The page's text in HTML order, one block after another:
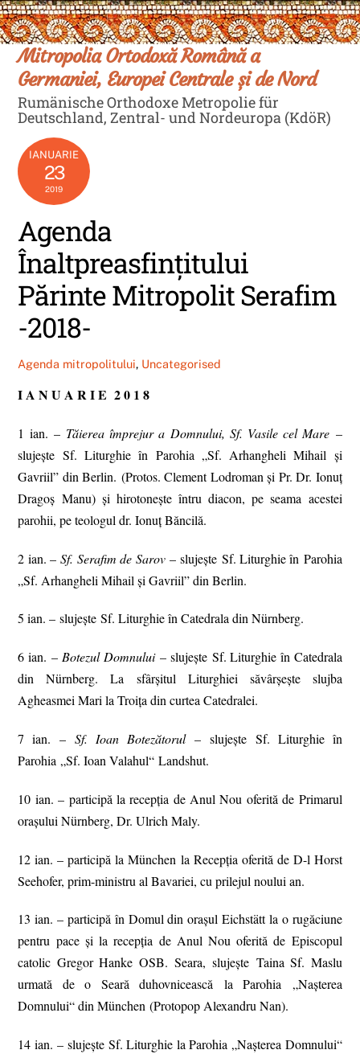
Skip
to
content
Mitropolia Ortodoxă Română a
Germaniei, Europei Centrale și de Nord
Rumänische Orthodoxe Metropolie für
Deutschland, Zentral- und Nordeuropa (KdöR)
IANUARIE
23
2019
Agenda
Înaltpreasfințitului
Părinte Mitropolit Serafim
-2018-
Agenda mitropolitului, Uncategorised
I A N U A R I E 2 0 1 8
1 ian. – Tăierea împrejur a Domnului, Sf. Vasile cel Mare –
slujește Sf. Liturghie în Parohia „Sf. Arhangheli Mihail şi
Gavriil” din Berlin. (Protos. Clement Lodroman și Pr. Dr. Ionuț
Dragoș Manu) și hirotonește întru diacon, pe seama acestei
parohii, pe teologul dr. Ionuț Băncilă.
2 ian. –Sf. Serafim de Sarov – slujește Sf. Liturghie în Parohia
„Sf. Arhangheli Mihail şi Gavriil” din Berlin.
5 ian. – slujește Sf. Liturghie în Catedrala din Nürnberg.
6 ian. –Botezul Domnului – slujește Sf. Liturghie în Catedrala
din Nürnberg. La sfârşitul Liturghiei săvârșește slujba
Agheasmei Mari la Troiţa din curtea Catedralei.
7 ian. –Sf. Ioan Botezătorul – slujește Sf. Liturghie în
Parohia „Sf. Ioan Valahul“ Landshut.
10 ian. – participă la recepţia de Anul Nou oferită de Primarul
orașului Nürnberg, Dr. Ulrich Maly.
12 ian. – participă la München la Recepţia oferită de D-l Horst
Seehofer, prim-ministru al Bavariei, cu prilejul noului an.
13 ian. – participă în Domul din oraşul Eichstätt la o rugăciune
pentru pace şi la recepţia de Anul Nou oferită de Episcopul
catolic Gregor Hanke OSB. Seara, slujește Taina Sf. Maslu
urmată de o Seară duhovnicească la Parohia „Nașterea
Domnului“ din München (Protopop Alexandru Nan).
14 ian. – slujește Sf. Liturghie la Parohia „Nașterea Domnului“